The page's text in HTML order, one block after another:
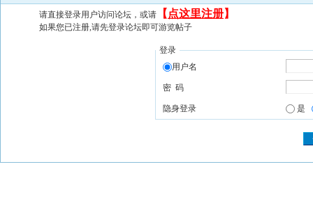
请直接登录用户访问论坛，或请 【 点这里注册】
如果您已注册,请先登录论坛即可游览帖子
登录
用户名
密 码
隐身登录 是